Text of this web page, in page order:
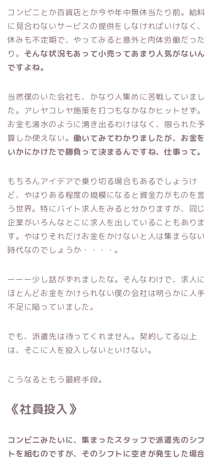
コンビニとか百貨店とか今や年中無休当たり前。給料
に見合わないサービスの提供をしなければいけなく、
休みも不定期で、やってみると意外と肉体労働だった
り。 そんな状況もあって小売ってあまり人気がないん
ですよね。
当然僕のいた会社も、かなり人集めに苦戦していまし
た。アレヤコレヤ施策を打つもなかなかヒットせず。
お金も湯水のように湧き出るわけはなく、限られた予
算しか使えない。 働いてみてわかりましたが、お金を
いかにかけたで勝負って決まるんですね、仕事って。
もちろんアイデアで乗り切る場合もあるでしょうけ
ど、やはりある程度の規模になると資金力がものを言
う世界。特にバイト求人をみると分かりますが、同じ
企業がいろんなとこに求人を出していることもありま
す。やはりそれだけお金をかけないと人は集まらない
時代なのでしょうか・・・・。
ーーー少し話がずれましたな。そんなわけで、求人に
ほとんどお金をかけられない僕の会社は明らかに人手
不足に陥っていました。
でも、派遣先は待ってくれません。契約してる以上
は、そこに人を投入しないといけない。
こうなるともう最終手段。
《社員投入》
コンビニみたいに、集まったスタッフで派遣先のシフ
トを組むのですが、そのシフトに空きが発生した場合